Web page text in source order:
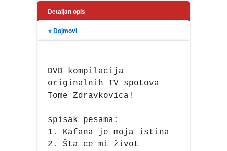
TEORIJE ZAVERE
TINEJDŽ
TRILERI
UMETNOST
Detaljan opis
⭐ Dojmovi
DVD kompilacija
originalnih TV spotova
Tome Zdravkovica!
spisak pesama:
1. Kafana je moja istina
2. Šta ce mi život